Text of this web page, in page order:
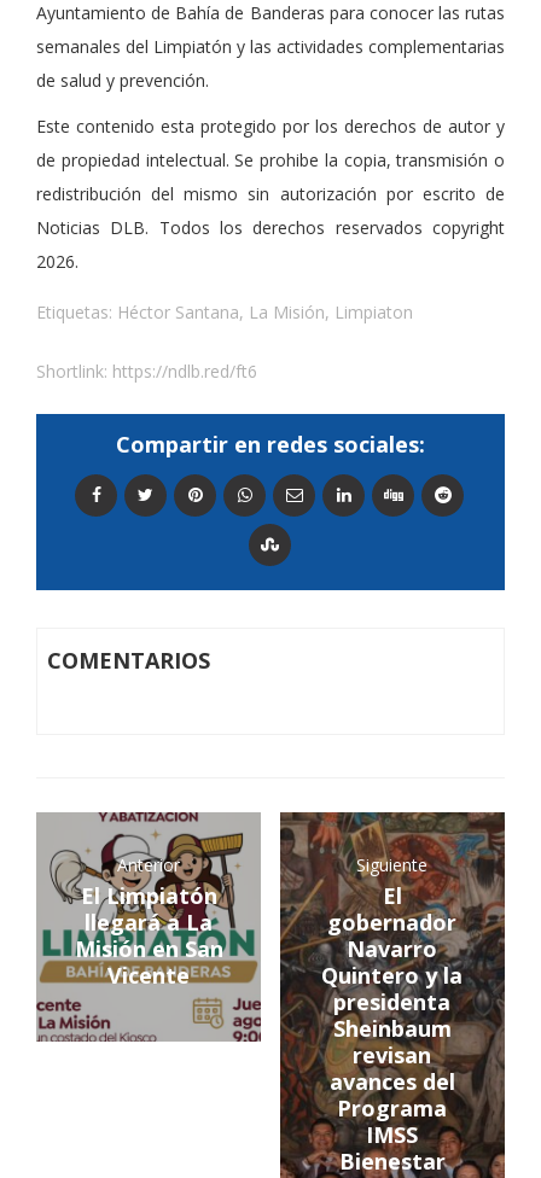
Ayuntamiento de Bahía de Banderas para conocer las rutas
semanales del Limpiatón y las actividades complementarias
de salud y prevención.
Este contenido esta protegido por los derechos de autor y
de propiedad intelectual. Se prohibe la copia, transmisión o
redistribución del mismo sin autorización por escrito de
Noticias DLB. Todos los derechos reservados copyright
2026.
Etiquetas: Héctor Santana, La Misión, Limpiaton
Shortlink: https://ndlb.red/ft6
Compartir en redes sociales:
COMENTARIOS
Anterior
El Limpiatón
llegará a La
Misión en San
Vicente
Siguiente
El
gobernador
Navarro
Quintero y la
presidenta
Sheinbaum
revisan
avances del
Programa
IMSS
Bienestar